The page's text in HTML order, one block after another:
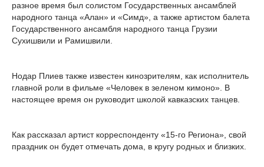
разное время был солистом Государственных ансамблей
народного танца «Алан» и «Симд», а также артистом балета
Государственного ансамбля народного танца Грузии
Сухишвили и Рамишвили.
Нодар Плиев также известен кинозрителям, как исполнитель
главной роли в фильме «Человек в зеленом кимоно». В
настоящее время он руководит школой кавказских танцев.
Как рассказал артист корреспонденту «15-го Региона», свой
праздник он будет отмечать дома, в кругу родных и близких.